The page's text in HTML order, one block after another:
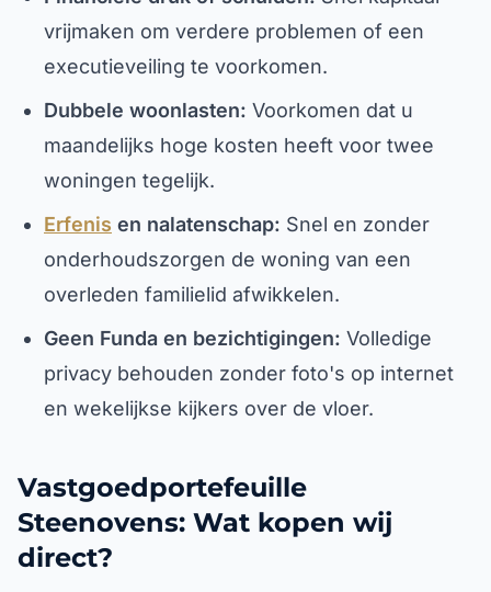
vrijmaken om verdere problemen of een
executieveiling te voorkomen.
Dubbele woonlasten: Voorkomen dat u
maandelijks hoge kosten heeft voor twee
woningen tegelijk.
Erfenis en nalatenschap: Snel en zonder
onderhoudszorgen de woning van een
overleden familielid afwikkelen.
Geen Funda en bezichtigingen: Volledige
privacy behouden zonder foto's op internet
en wekelijkse kijkers over de vloer.
Vastgoedportefeuille
Steenovens: Wat kopen wij
direct?